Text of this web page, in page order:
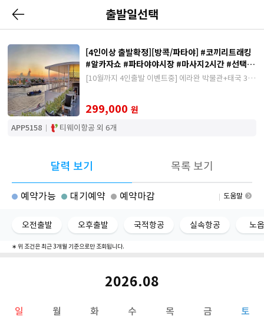
출발일선택
[4인이상 출발확정][방콕/파타야] #코끼리트래킹
#알카자쇼 #파타야야시장 #마사지2시간 #선택일
정
[10월까지 4인출발 이벤트중] 에라완 박물관+태국 3대
299,000 원
APP5158 티웨이항공 외 6개
달력 보기 목록 보기
예약가능 대기예약 예약마감 도움말
오전출발 오후출발 국적항공 실속항공 노
∗ 위 조건은 최근 3개월 기준으로만 조회됩니다.
2026.08
일 월 화 수 목 금 토